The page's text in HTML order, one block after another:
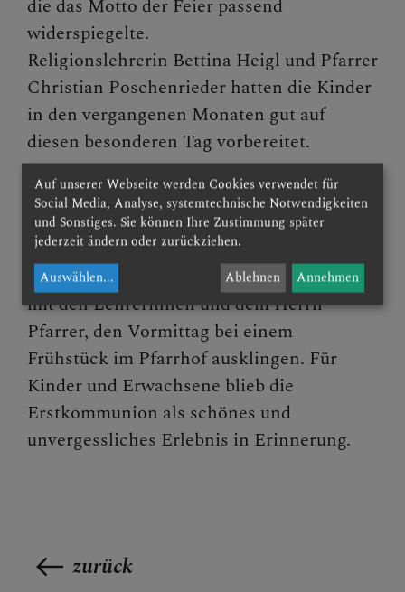
die das Motto der Feier passend
widerspiegelte.
Religionslehrerin Bettina Heigl und Pfarrer
Christian Poschenrieder hatten die Kinder
in den vergangenen Monaten gut auf
diesen besonderen Tag vorbereitet.
Im Anschluss an die Messe fand für Eltern,
Angehörige und Gäste eine Agape im
Innenhof des Pfarrhofs statt. Die
Erstkommunionkinder ließen, gemeinsam
mit den Lehrerinnen und dem Herrn
Pfarrer, den Vormittag bei einem
Frühstück im Pfarrhof ausklingen. Für
Kinder und Erwachsene blieb die
Erstkommunion als schönes und
unvergessliches Erlebnis in Erinnerung.
zurück
Auf unserer Webseite werden Cookies verwendet für
Social Media, Analyse, systemtechnische Notwendigkeiten
und Sonstiges. Sie können Ihre Zustimmung später
jederzeit ändern oder zurückziehen.
Auswählen... Ablehnen Annehmen